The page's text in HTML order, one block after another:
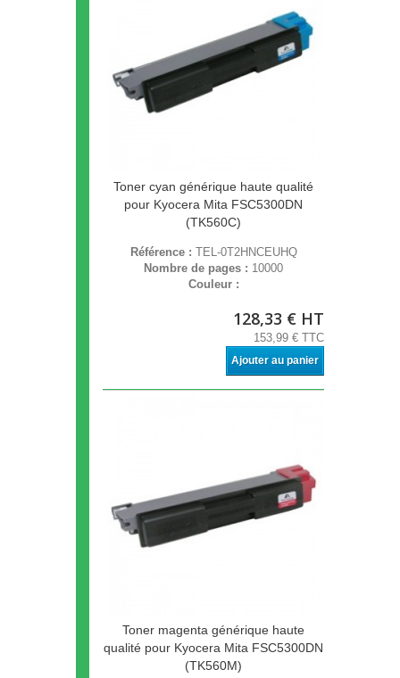
Toner cyan générique haute qualité
pour Kyocera Mita FSC5300DN
(TK560C)
Référence : TEL-0T2HNCEUHQ
Nombre de pages : 10000
Couleur :
128,33 € HT
153,99 € TTC
Ajouter au panier
Toner magenta générique haute
qualité pour Kyocera Mita FSC5300DN
(TK560M)